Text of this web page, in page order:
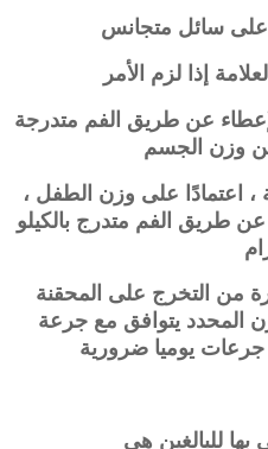
سائل متجانس
إذا لزم الأمر
عن طريق الفم متدرجة
وزن الجسم
اعتمادًا على وزن الطفل ،
طريق الفم متدرج بالكيلو
من التخرج على المحقنة
المحدد يتوافق مع جرعة
جرعات يوميا ضرورية
للبالغين هي